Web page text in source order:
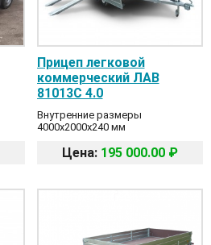
Прицеп легковой
коммерческий ЛАВ
81013C 4.0
Внутренние размеры
4000x2000x240 мм
Цена: 195 000.00 ₽